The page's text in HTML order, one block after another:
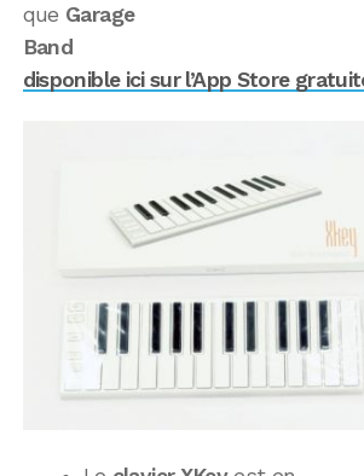
que Garage
Band
disponible ici sur l’App Store